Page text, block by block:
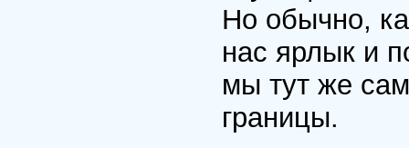
Но обычно,
нас ярлык и
мы тут же
границы.